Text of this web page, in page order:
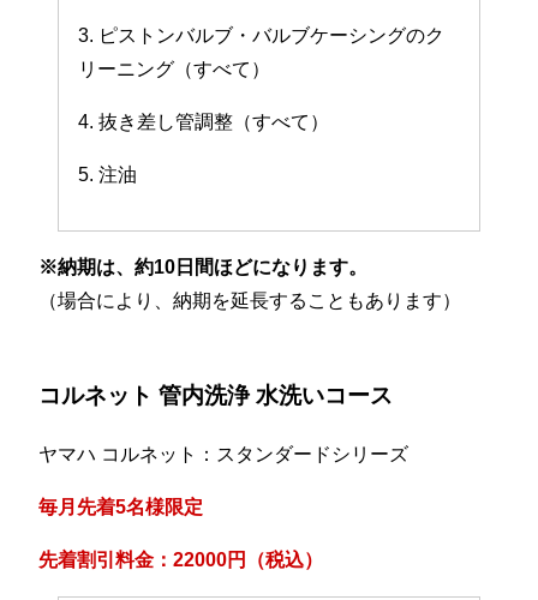
3. ピストンバルブ・バルブケーシングのク
リーニング（すべて）
4. 抜き差し管調整（すべて）
5. 注油
※納期は、約10日間ほどになります。
（場合により、納期を延長することもあります）
コルネット 管内洗浄 水洗いコース
ヤマハ コルネット：スタンダードシリーズ
毎月先着5名様限定
先着割引料金：22000円（税込）